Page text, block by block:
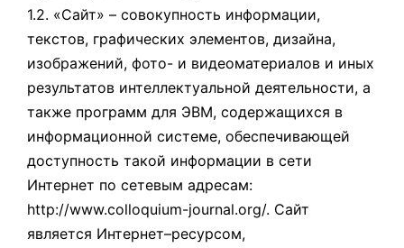
1.2. «Сайт» – совокупность информации,
текстов, графических элементов, дизайна,
изображений, фото- и видеоматериалов и иных
результатов интеллектуальной деятельности, а
также программ для ЭВМ, содержащихся в
информационной системе, обеспечивающей
доступность такой информации в сети
Интернет по сетевым адресам:
http://www.colloquium-journal.org/. Сайт
является Интернет–ресурсом,